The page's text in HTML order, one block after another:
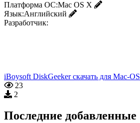
Платформа ОС:Mac OS X
Язык:Английский
Разработчик:
iBoysoft DiskGeeker скачать для Mac-OS
23
2
Последние добавленные